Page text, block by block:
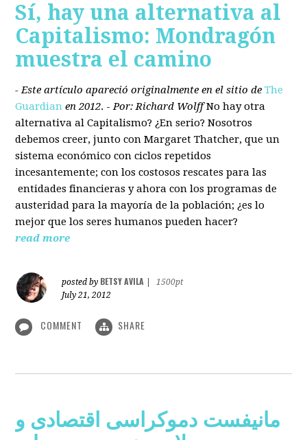
Sí, hay una alternativa al
Capitalismo: Mondragón
muestra el camino
- Este artículo apareció originalmente en el sitio deThe
Guardian en 2012. - Por: Richard Wolff No hay otra
alternativa al Capitalismo? ¿En serio? Nosotros
debemos creer, junto con Margaret Thatcher, que un
sistema económico con ciclos repetidos
incesantemente; con los costosos rescates para las
entidades financieras y ahora con los programas de
austeridad para la mayoría de la población; ¿es lo
mejor que los seres humanos pueden hacer?
read more
posted by BETSY AVILA
1500pt
July 21, 2012
COMMENT SHARE
مانیفست دموکراسی اقتصادی و